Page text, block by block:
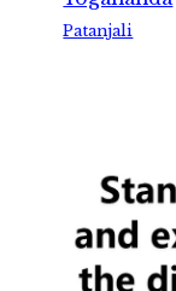
Patanjali